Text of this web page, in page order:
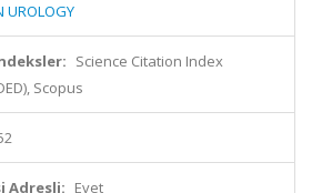
UROLOGY
Science Citation Index
Scopus
Adresli: Evet